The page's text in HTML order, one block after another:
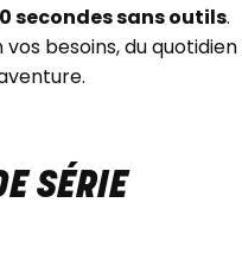
secondes sans outils.
besoins, du quotidien
SÉRIE